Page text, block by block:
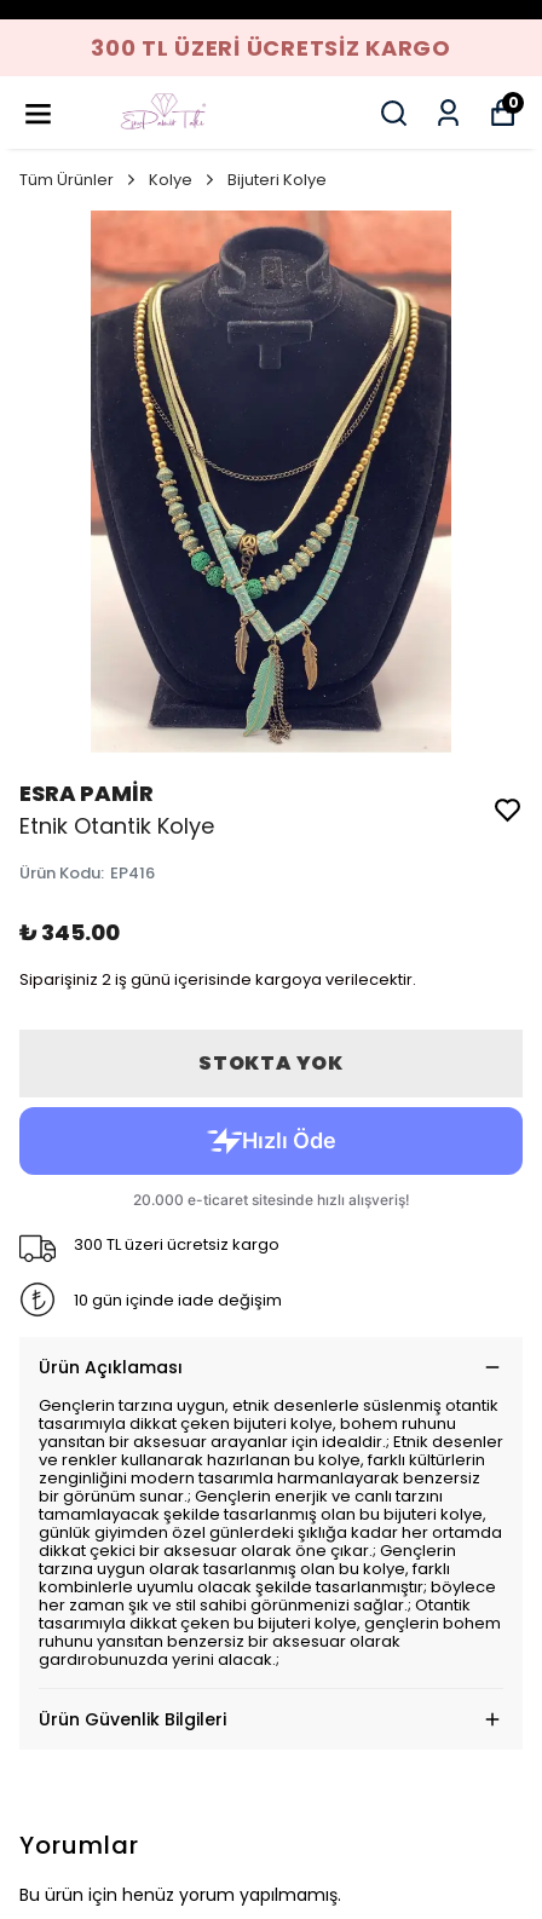
300 TL ÜZERI ÜCRETSIZ KARGO
0
Tüm Ürünler Kolye Bijuteri Kolye
ESRA PAMİR
Etnik Otantik Kolye
Ürün Kodu: EP416
₺ 345.00
Siparişiniz 2 iş günü içerisinde kargoya verilecektir.
STOKTA YOK
300 TL üzeri ücretsiz kargo
10 gün içinde iade değişim
Ürün Açıklaması
Gençlerin tarzına uygun, etnik desenlerle süslenmiş otantik
tasarımıyla dikkat çeken bijuteri kolye, bohem ruhunu
yansıtan bir aksesuar arayanlar için idealdir.; Etnik desenler
ve renkler kullanarak hazırlanan bu kolye, farklı kültürlerin
zenginliğini modern tasarımla harmanlayarak benzersiz
bir görünüm sunar.; Gençlerin enerjik ve canlı tarzını
tamamlayacak şekilde tasarlanmış olan bu bijuteri kolye,
günlük giyimden özel günlerdeki şıklığa kadar her ortamda
dikkat çekici bir aksesuar olarak öne çıkar.; Gençlerin
tarzına uygun olarak tasarlanmış olan bu kolye, farklı
kombinlerle uyumlu olacak şekilde tasarlanmıştır; böylece
her zaman şık ve stil sahibi görünmenizi sağlar.; Otantik
tasarımıyla dikkat çeken bu bijuteri kolye, gençlerin bohem
ruhunu yansıtan benzersiz bir aksesuar olarak
gardırobunuzda yerini alacak.;
Ürün Güvenlik Bilgileri
Yorumlar
Bu ürün için henüz yorum yapılmamış.